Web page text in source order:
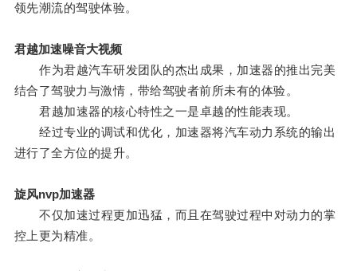
领先潮流的驾驶体验。
君越加速噪音大视频
作为君越汽车研发团队的杰出成果，加速器的推出完美
结合了驾驶力与激情，带给驾驶者前所未有的体验。
君越加速器的核心特性之一是卓越的性能表现。
经过专业的调试和优化，加速器将汽车动力系统的输出
进行了全方位的提升。
旋风nvp加速器
不仅加速过程更加迅猛，而且在驾驶过程中对动力的掌
控上更为精准。